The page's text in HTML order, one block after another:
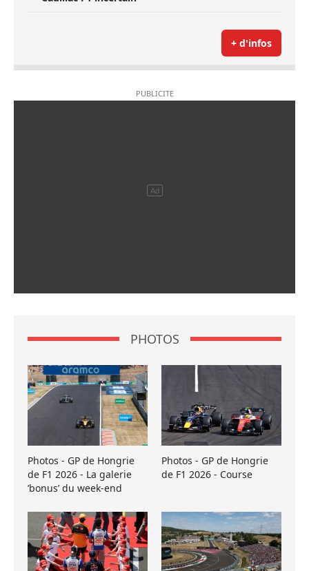
+ d'infos
PHOTOS
Photos - GP de Hongrie
de F1 2026 - La galerie
’bonus’ du week-end
Photos - GP de Hongrie
de F1 2026 - Course